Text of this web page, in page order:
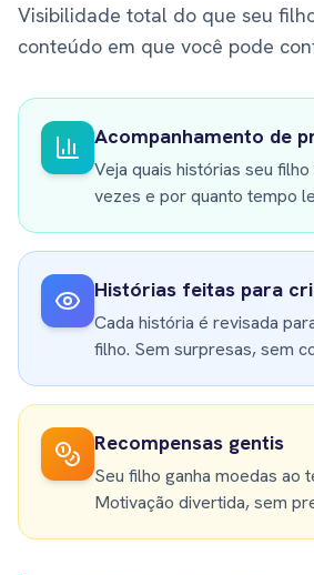
Visibilidade total do que seu
conteúdo em que você pode
Acompanhamento de
Veja quais histórias seu
vezes e por quanto tempo
Histórias feitas para
Cada história é revisada
filho. Sem surpresas, sem
Recompensas gentis
Seu filho ganha moedas ao
Motivação divertida, sem